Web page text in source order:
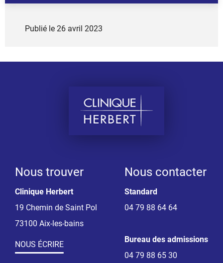
Publié le 26 avril 2023
Nous trouver
Clinique Herbert
19 Chemin de Saint Pol
73100 Aix-les-bains
NOUS ÉCRIRE
Nous contacter
Standard
04 79 88 64 64
Bureau des admissions
04 79 88 65 30